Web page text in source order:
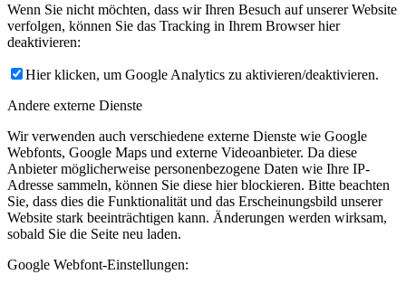
Wenn Sie nicht möchten, dass wir Ihren Besuch auf unserer Website
verfolgen, können Sie das Tracking in Ihrem Browser hier
deaktivieren:
Hier klicken, um Google Analytics zu aktivieren/deaktivieren.
Andere externe Dienste
Wir verwenden auch verschiedene externe Dienste wie Google
Webfonts, Google Maps und externe Videoanbieter. Da diese
Anbieter möglicherweise personenbezogene Daten wie Ihre IP-
Adresse sammeln, können Sie diese hier blockieren. Bitte beachten
Sie, dass dies die Funktionalität und das Erscheinungsbild unserer
Website stark beeinträchtigen kann. Änderungen werden wirksam,
sobald Sie die Seite neu laden.
Google Webfont-Einstellungen: